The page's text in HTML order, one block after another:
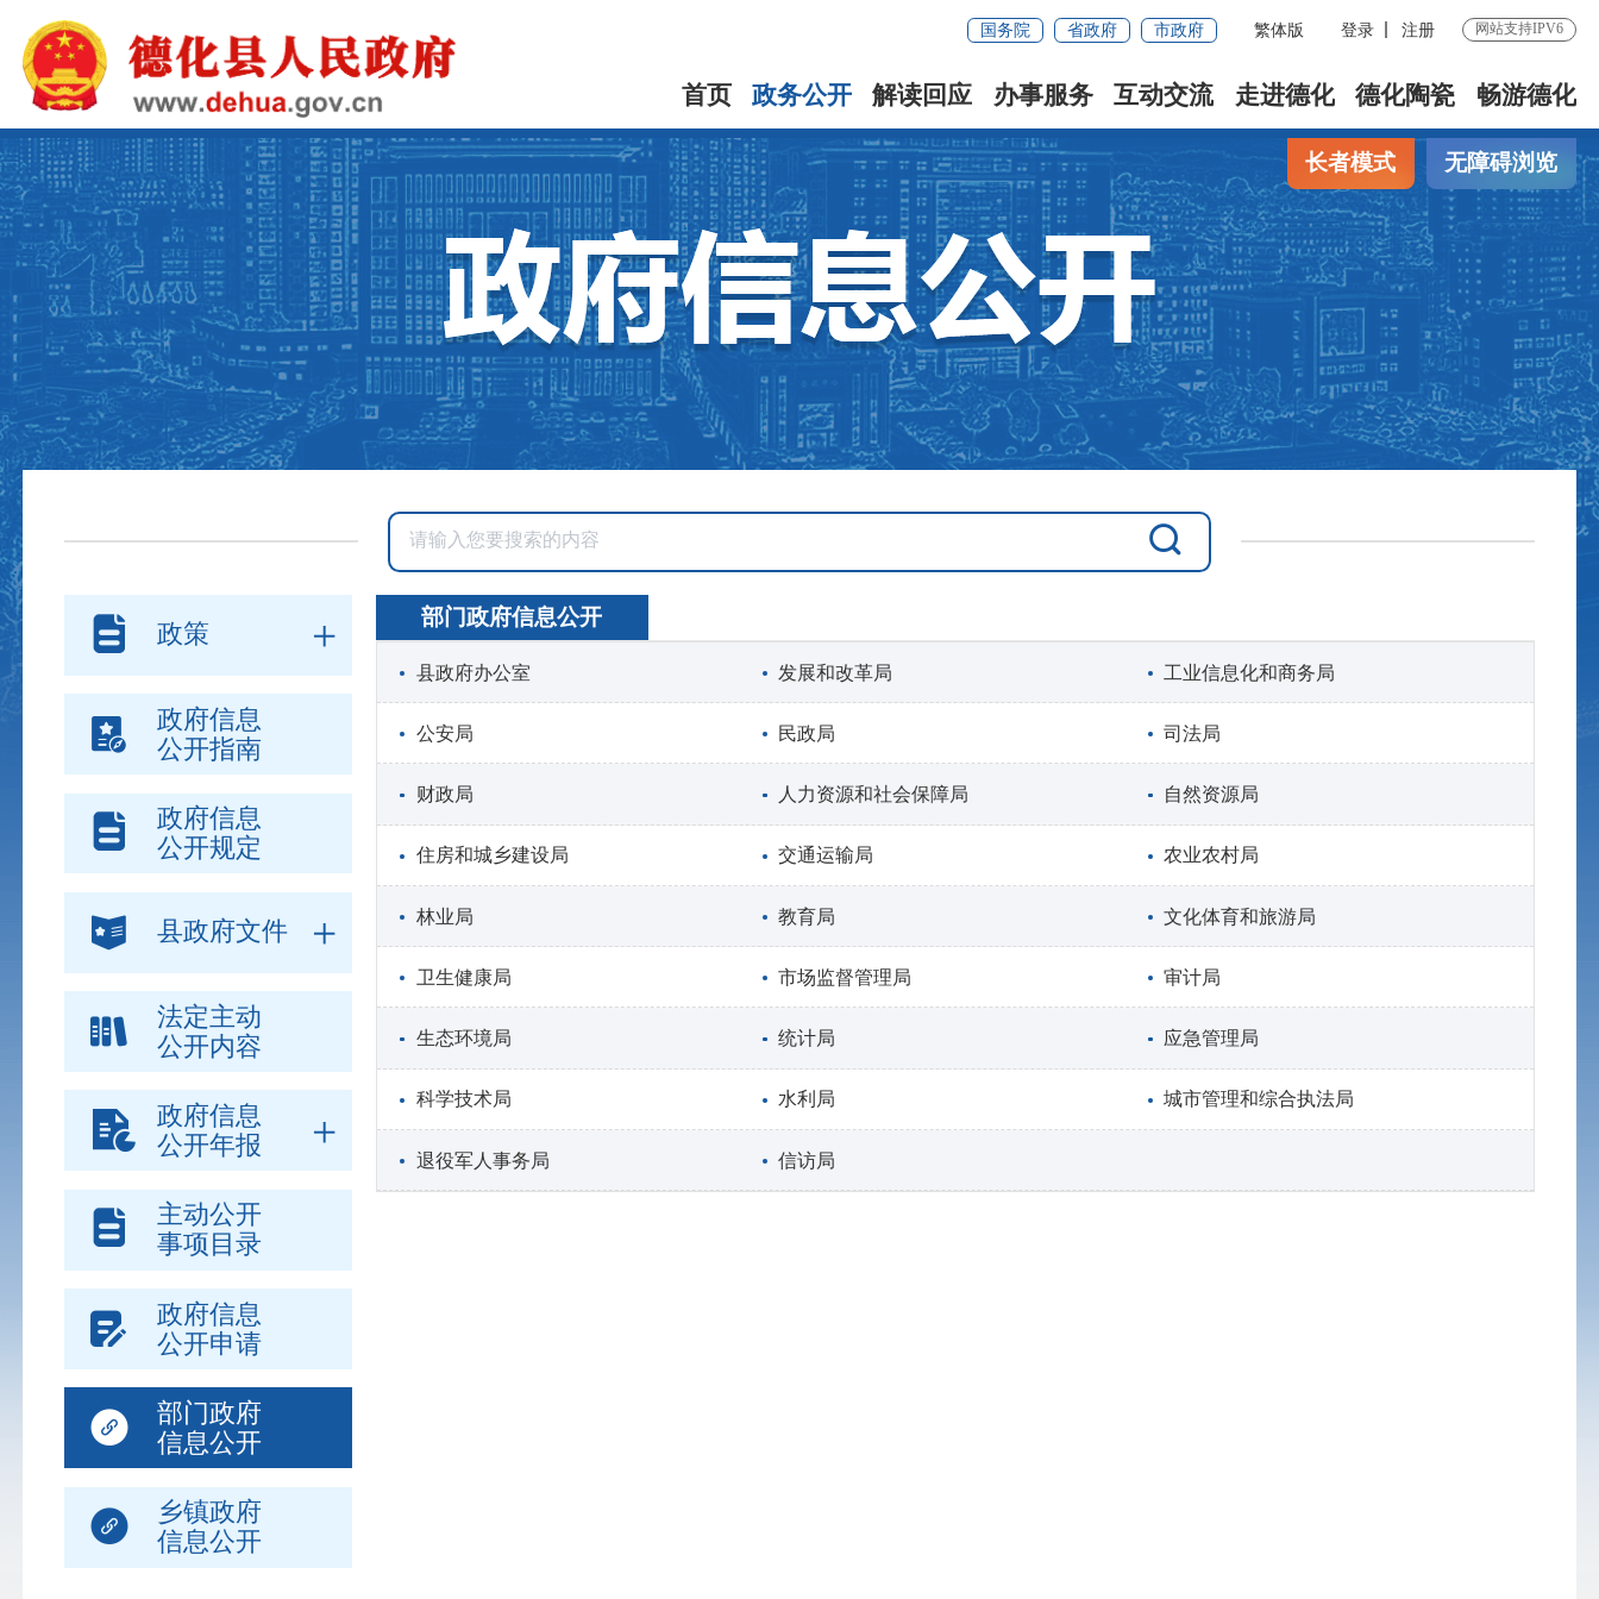
国务院 省政府 市政府 繁体版 登录 注册 网站支持IPV6
首页 政务公开 解读回应 办事服务 互动交流 走进德化 德化陶瓷 畅游德化
长者模式 无障碍浏览
政策
政府信息
公开指南
政府信息
公开规定
县政府文件
法定主动
公开内容
政府信息
公开年报
主动公开
事项目录
政府信息
公开申请
部门政府
信息公开
乡镇政府
信息公开
部门政府信息公开
县政府办公室 发展和改革局 工业信息化和商务局
公安局 民政局 司法局
财政局 人力资源和社会保障局 自然资源局
住房和城乡建设局 交通运输局 农业农村局
林业局 教育局 文化体育和旅游局
卫生健康局 市场监督管理局 审计局
生态环境局 统计局 应急管理局
科学技术局 水利局 城市管理和综合执法局
退役军人事务局 信访局